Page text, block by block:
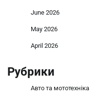
June 2026
May 2026
April 2026
Рубрики
Авто та мототехніка